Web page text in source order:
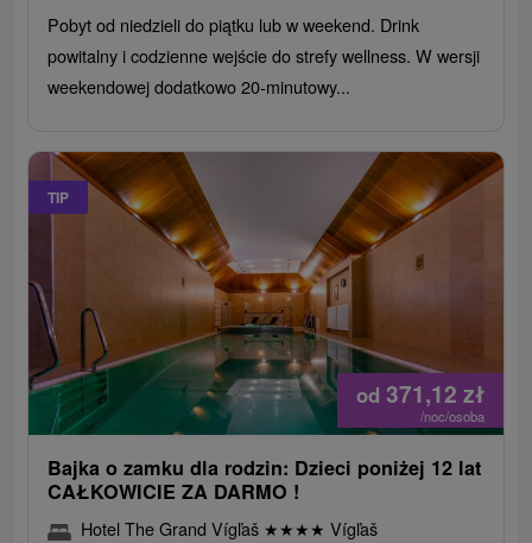
Pobyt od niedzieli do piątku lub w weekend. Drink
powitalny i codzienne wejście do strefy wellness. W wersji
weekendowej dodatkowo 20-minutowy...
TIP
od 371,12 zł
/noc/osoba
Bajka o zamku dla rodzin: Dzieci poniżej 12 lat
CAŁKOWICIE ZA DARMO !
Hotel The Grand Vígľaš ★★★★ Vígľaš